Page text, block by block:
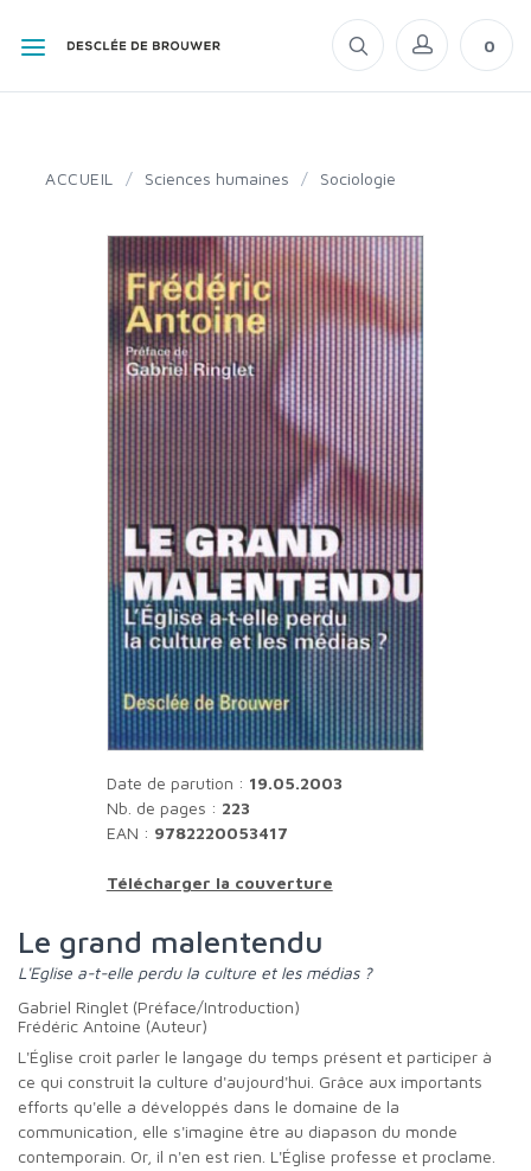
0
ACCUEIL / Sciences humaines / Sociologie
Date de parution : 19.05.2003
Nb. de pages : 223
EAN : 9782220053417
Télécharger la couverture
Le grand malentendu
L'Eglise a-t-elle perdu la culture et les médias ?
Gabriel Ringlet (Préface/Introduction)
Frédéric Antoine (Auteur)
L'Église croit parler le langage du temps présent et participer à
ce qui construit la culture d'aujourd'hui. Grâce aux importants
efforts qu'elle a développés dans le domaine de la
communication, elle s'imagine être au diapason du monde
contemporain. Or, il n'en est rien. L'Église professe et proclame.